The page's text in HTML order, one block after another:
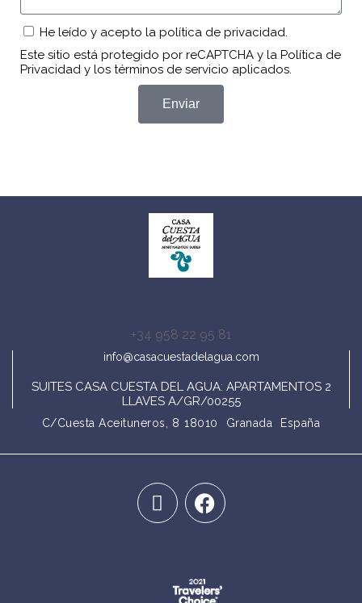
He leído y acepto la política de privacidad.
Este sitio está protegido por reCAPTCHA y la Política de
Privacidad y los términos de servicio aplicados.
Enviar
+34 958 22 95 81
info@casacuestadelagua.com
SUITES CASA CUESTA DEL AGUA: APARTAMENTOS 2
LLAVES A/GR/00255
C/Cuesta Aceituneros, 8 18010 Granada España